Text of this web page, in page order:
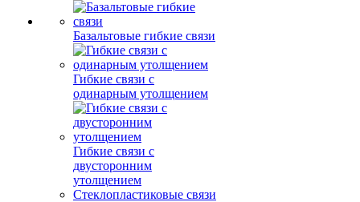
Базальтовые гибкие связи
Гибкие связи с
одинарным утолщением
Гибкие связи с
двусторонним
утолщением
Стеклопластиковые связи